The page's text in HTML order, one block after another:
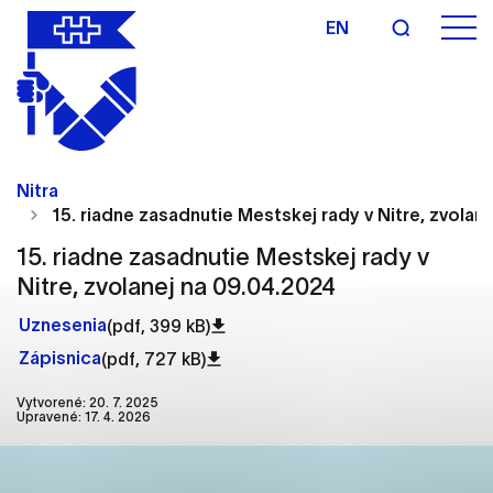
EN
Nitra
15. riadne zasadnutie Mestskej rady v Nitre,
15. riadne zasadnutie Mestskej rady v
Nitre, zvolanej na 09.04.2024
Uznesenia(pdf, 399 kB)
Zápisnica(pdf, 727 kB)
Vytvorené: 20. 7. 2025
Upravené: 17. 4. 2026
Nastavenie cookies
stránky môžu ukladať informácie o vašej aktivite a
preferenciách. Používajú sa napríklad k tomu, aby
si webový prehliadač zapamätoval Vaše
prihlásenie alebo aby sa uložila Vaša voľba v tomto
okne.
Vyberte úroveň cookies, ktorú chcete povoliť
Technické cookies